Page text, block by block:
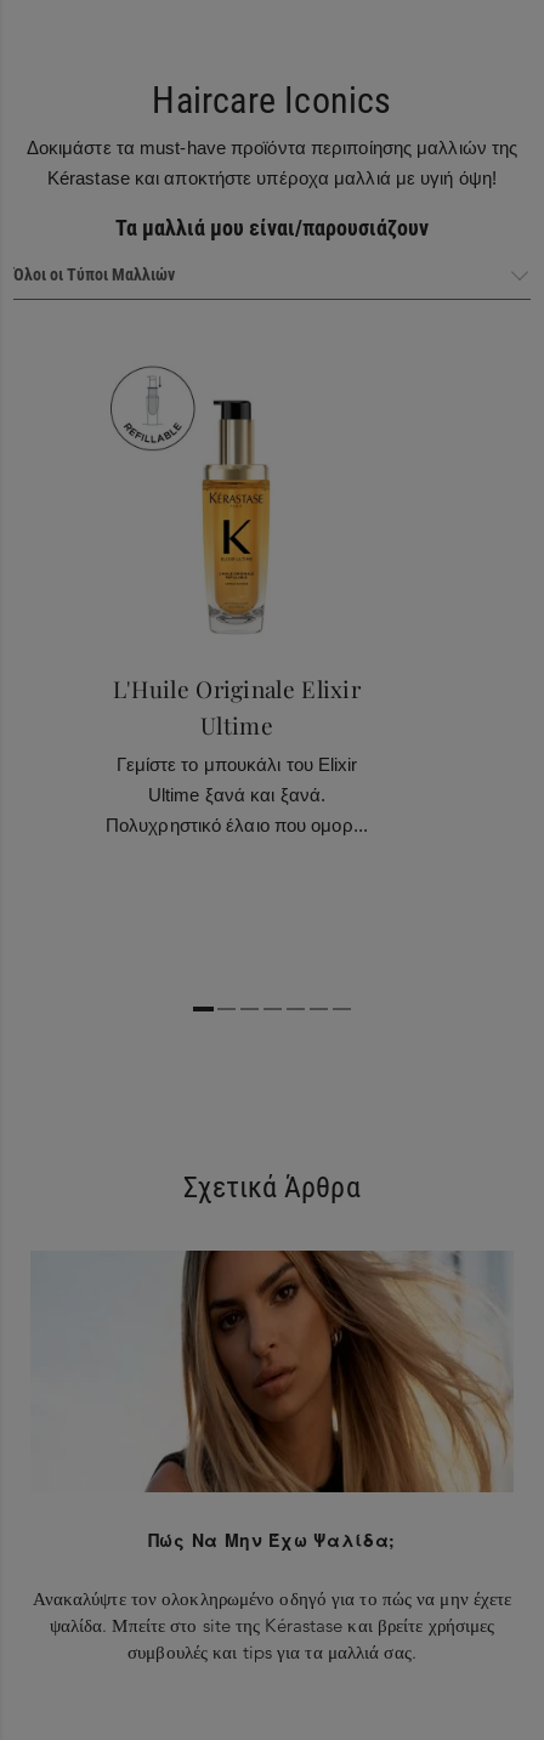
Haircare Iconics
Δοκιμάστε τα must-have προϊόντα περιποίησης μαλλιών της
Kérastase και αποκτήστε υπέροχα μαλλιά με υγιή όψη!
Τα μαλλιά μου είναι/παρουσιάζουν
Haircare Heroes
L'Huile Originale Elixir
Ultime
Γεμίστε το μπουκάλι του Elixir
Ultime ξανά και ξανά.
Πολυχρηστικό έλαιο που ομορ...
Σχετικά Άρθρα
Πώς Να Μην Έχω Ψαλίδα;
Ανακαλύψτε τον ολοκληρωμένο οδηγό για το πώς να μην έχετε
ψαλίδα. Μπείτε στο site της Kérastase και βρείτε χρήσιμες
συμβουλές και tips για τα μαλλιά σας.